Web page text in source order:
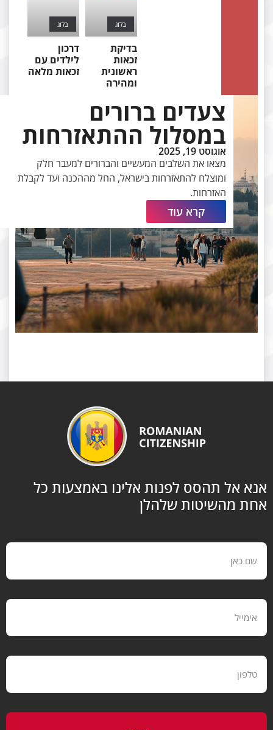
צעדים ברורים
במסלול ההתאזרחות
אוגוסט 19, 2025
מצאו את השלבים המעשיים והברורים למעבר חלק
ומוצלח להתאזרחות בישראל, החל מההכנה ועד לקבלת
האזרחות.
קרא עוד
בדיקת
ראשונית
ומהירה
לילדים עם
זכאות מלאה
אל תהסס לפנות אלינו באמצעות כל
מהשיטות שלהלן